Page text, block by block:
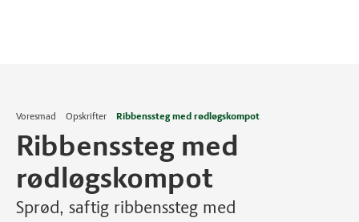
Voresmad Opskrifter Ribbenssteg med rødløgskompot
Ribbenssteg med
rødløgskompot
Sprød, saftig ribbenssteg med